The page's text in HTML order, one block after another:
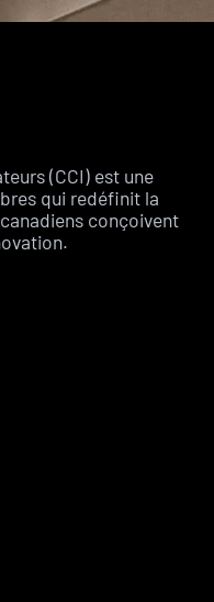
(CCI) est une
qui redéfinit la
conçoivent